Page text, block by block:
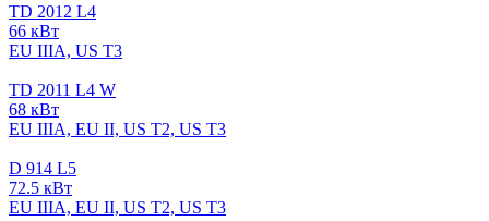
TD 2012 L4
66 кВт
EU IIIA, US T3
TD 2011 L4 W
68 кВт
EU IIIA, EU II, US T2, US T3
D 914 L5
72.5 кВт
EU IIIA, EU II, US T2, US T3